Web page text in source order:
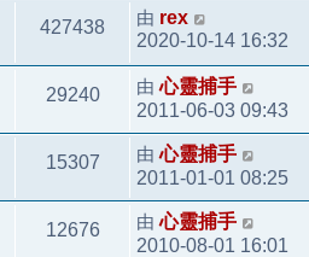
427438 由 rex
2020-10-14 16:32
29240 由心靈捕手
2011-06-03 09:43
15307 由心靈捕手
2011-01-01 08:25
12676 由心靈捕手
2010-08-01 16:01